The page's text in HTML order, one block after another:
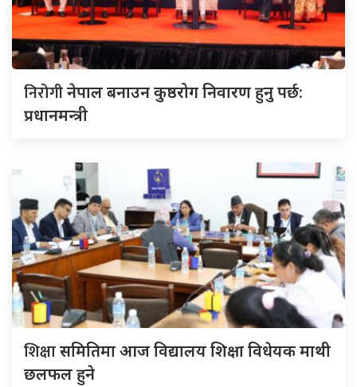
निरोगीनेपाल बनाउन कुष्ठरोग निवारण हुनु पर्छ:
प्रधानमन्त्री
शिक्षासमितिमा आज विद्यालय शिक्षा विधेयक माथी
छलफल हुने